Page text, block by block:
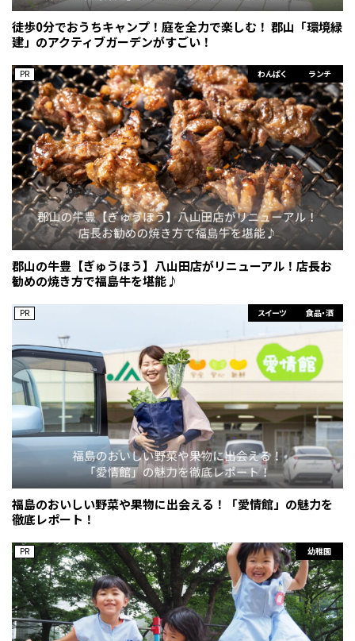
徒歩0分でおうちキャンプ！庭を全力で楽しむ！ 郡山「環境緑
建」のアクティブガーデンがすごい！
わんぱく ランチ
PR
郡山の牛豊【ぎゅうほう】八山田店がリニューアル！店長お
勧めの焼き方で福島牛を堪能♪
スイーツ 食品・酒
PR
福島のおいしい野菜や果物に出会える！「愛情館」の魅力を
徹底レポート！
幼稚園
PR